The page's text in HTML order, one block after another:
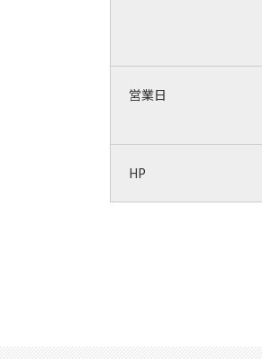
営業日
HP